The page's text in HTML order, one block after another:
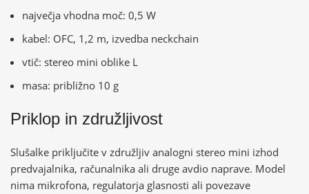
največja vhodna moč: 0,5 W
kabel: OFC, 1,2 m, izvedba neckchain
vtič: stereo mini oblike L
masa: približno 10 g
Priklop in združljivost
Slušalke priključite v združljiv analogni stereo mini izhod
predvajalnika, računalnika ali druge avdio naprave. Model
nima mikrofona, regulatorja glasnosti ali povezave